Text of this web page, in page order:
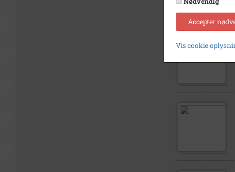
Accepter
Vis cookie